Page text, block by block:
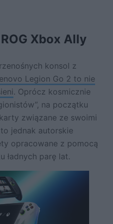
Xbox Ally
konsol z
Legion Go 2 to nie
. Oprócz kosmicznie
na początku
związane ze swoimi
jednak autorskie
opracowane z pomocą
ładnych parę lat.